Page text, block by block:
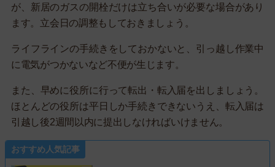
が、新居のガスの開栓だけは立ち合いが必要な場合があり
ます。立会日の調整もしておきましょう。
ライフラインの手続きをしておかないと、引っ越し作業中
に電気がつかないなど不便が生じます。
また、早めに役所に行って転出・転入届を出しましょう。
ほとんどの役所は平日しか手続きできないうえ、転入届は
引越し後2週間以内に提出しなければいけません。
おすすめ人気記事